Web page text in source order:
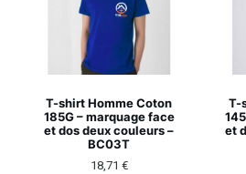
T-shirt Homme Coton
185G – marquage face
et dos deux couleurs –
BC03T
18,71 €
T-
et